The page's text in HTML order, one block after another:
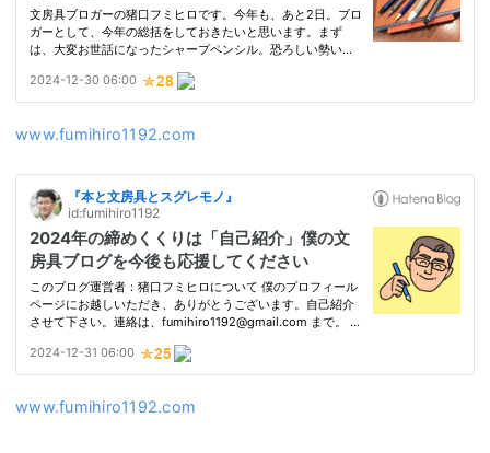
www.fumihiro1192.com
www.fumihiro1192.com